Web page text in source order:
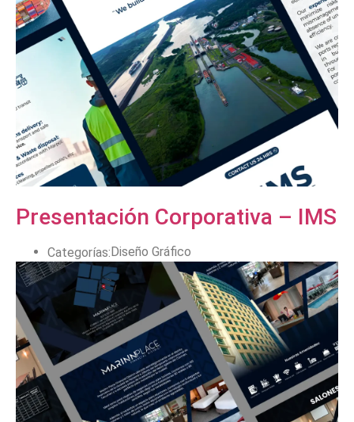
Presentación Corporativa – IMS
Categorías:Diseño Gráfico